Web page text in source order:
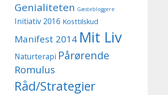
Genialiteten Gæstebloggere
Initiativ 2016 Kosttilskud
Manifest 2014 Mit Liv
Naturterapi Pårørende
Romulus
Råd/Strategier